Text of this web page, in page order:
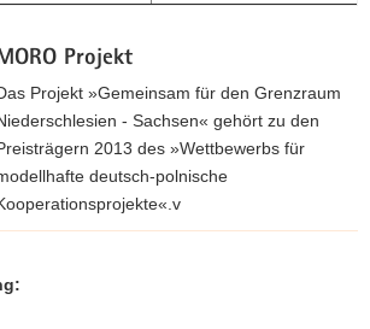
Projekt
Projekt »Gemeinsam für den Grenzraum
- Sachsen« gehört zu den
2013 des »Wettbewerbs für
deutsch-polnische